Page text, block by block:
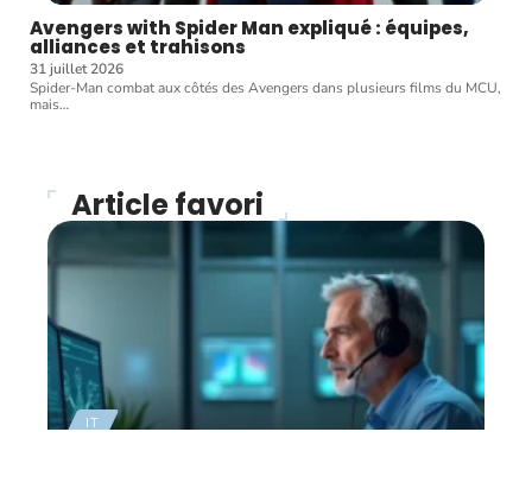
Avengers with Spider Man expliqué : équipes,
alliances et trahisons
31 juillet 2026
Spider-Man combat aux côtés des Avengers dans plusieurs films du MCU,
mais…
Article favori
IT